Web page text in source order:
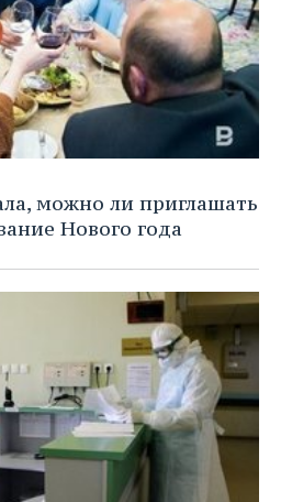
можно ли приглашать
Нового года